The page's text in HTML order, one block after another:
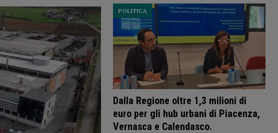
Dalla Regione oltre 1,3 milioni di
euro per gli hub urbani di Piacenza,
Vernasca e Calendasco.
POLITICA